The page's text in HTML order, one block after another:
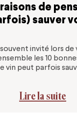
de
sauver
invité lors de
les 10
vin peut parfois
Lire la suite